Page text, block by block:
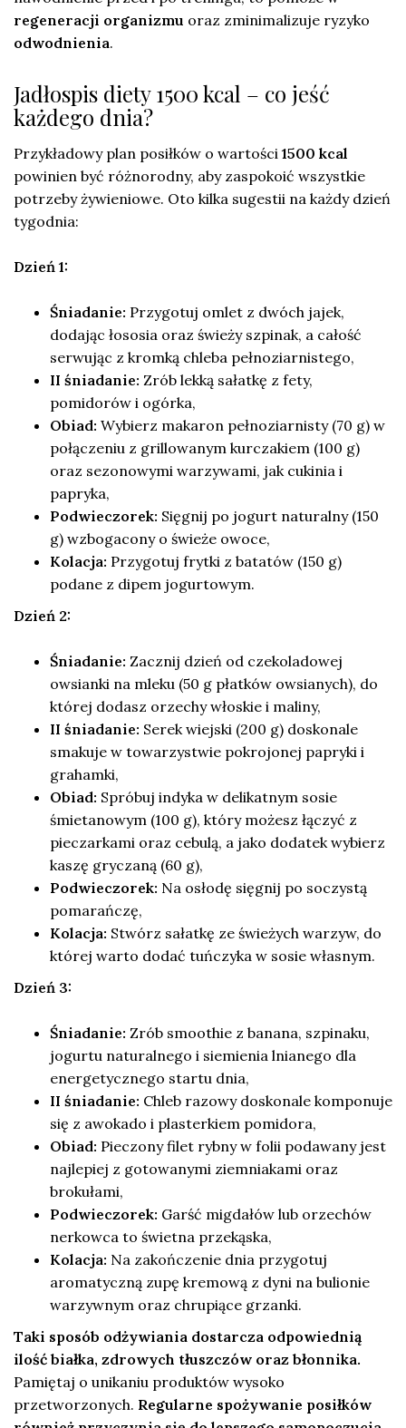
regeneracji organizmu oraz zminimalizuje ryzyko
odwodnienia.
Jadłospis diety 1500 kcal – co jeść
każdego dnia?
Przykładowy plan posiłków o wartości1500 kcal
powinien być różnorodny, aby zaspokoić wszystkie
potrzeby żywieniowe. Oto kilka sugestii na każdy dzień
tygodnia:
Dzień 1:
Śniadanie: Przygotuj omlet z dwóch jajek,
dodając łososia oraz świeży szpinak, a całość
serwując z kromką chleba pełnoziarnistego,
II śniadanie: Zrób lekką sałatkę z fety,
pomidorów i ogórka,
Obiad: Wybierz makaron pełnoziarnisty (70 g) w
połączeniu z grillowanym kurczakiem (100 g)
oraz sezonowymi warzywami, jak cukinia i
papryka,
Podwieczorek: Sięgnij po jogurt naturalny (150
g) wzbogacony o świeże owoce,
Kolacja: Przygotuj frytki z batatów (150 g)
podane z dipem jogurtowym.
Dzień 2:
Śniadanie: Zacznij dzień od czekoladowej
owsianki na mleku (50 g płatków owsianych), do
której dodasz orzechy włoskie i maliny,
II śniadanie: Serek wiejski (200 g) doskonale
smakuje w towarzystwie pokrojonej papryki i
grahamki,
Obiad: Spróbuj indyka w delikatnym sosie
śmietanowym (100 g), który możesz łączyć z
pieczarkami oraz cebulą, a jako dodatek wybierz
kaszę gryczaną (60 g),
Podwieczorek: Na osłodę sięgnij po soczystą
pomarańczę,
Kolacja: Stwórz sałatkę ze świeżych warzyw, do
której warto dodać tuńczyka w sosie własnym.
Dzień 3:
Śniadanie: Zrób smoothie z banana, szpinaku,
jogurtu naturalnego i siemienia lnianego dla
energetycznego startu dnia,
II śniadanie: Chleb razowy doskonale komponuje
się z awokado i plasterkiem pomidora,
Obiad: Pieczony filet rybny w folii podawany jest
najlepiej z gotowanymi ziemniakami oraz
brokułami,
Podwieczorek: Garść migdałów lub orzechów
nerkowca to świetna przekąska,
Kolacja: Na zakończenie dnia przygotuj
aromatyczną zupę kremową z dyni na bulionie
warzywnym oraz chrupiące grzanki.
Taki sposób odżywiania dostarcza odpowiednią
ilość białka, zdrowych tłuszczów oraz błonnika.
Pamiętaj o unikaniu produktów wysoko
przetworzonych. Regularne spożywanie posiłków